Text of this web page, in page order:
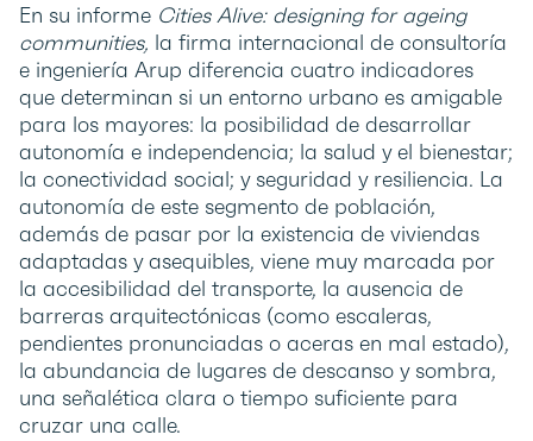
En su informe Cities Alive: designing for ageing
communities, la firma internacional de consultoría
e ingeniería Arup diferencia cuatro indicadores
que determinan si un entorno urbano es amigable
para los mayores: la posibilidad de desarrollar
autonomía e independencia; la salud y el bienestar;
la conectividad social; y seguridad y resiliencia. La
autonomía de este segmento de población,
además de pasar por la existencia de viviendas
adaptadas y asequibles, viene muy marcada por
la accesibilidad del transporte, la ausencia de
barreras arquitectónicas (como escaleras,
pendientes pronunciadas o aceras en mal estado),
la abundancia de lugares de descanso y sombra,
una señalética clara o tiempo suficiente para
cruzar una calle.